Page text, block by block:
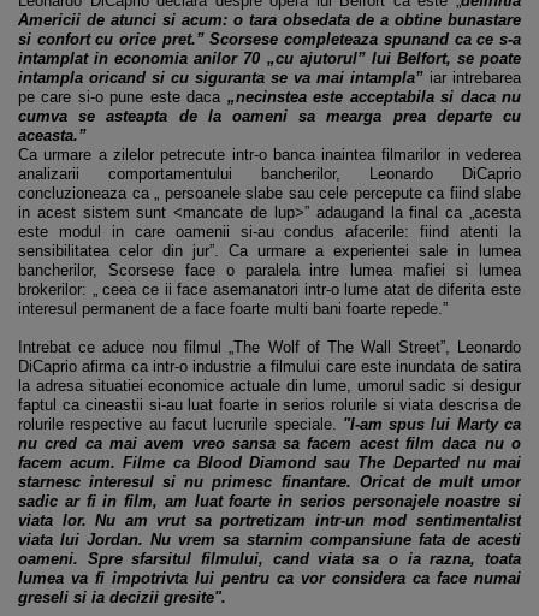
Americii de atunci si acum: o tara obsedata de a obtine bunastare
si confort cu orice pret.” Scorsese completeaza spunand ca ce s-a
intamplat in economia anilor 70 „cu ajutorul” lui Belfort, se poate
intampla oricand si cu siguranta se va mai intampla” iar intrebarea
pe care si-o pune este daca „necinstea este acceptabila si daca nu
cumva se asteapta de la oameni sa mearga prea departe cu
aceasta.”
Ca urmare a zilelor petrecute intr-o banca inaintea filmarilor in vederea
analizarii comportamentului bancherilor, Leonardo DiCaprio
concluzioneaza ca „ persoanele slabe sau cele percepute ca fiind slabe
in acest sistem sunt <mancate de lup>” adaugand la final ca „acesta
este modul in care oamenii si-au condus afacerile: fiind atenti la
sensibilitatea celor din jur”. Ca urmare a experientei sale in lumea
bancherilor, Scorsese face o paralela intre lumea mafiei si lumea
brokerilor: „ ceea ce ii face asemanatori intr-o lume atat de diferita este
interesul permanent de a face foarte multi bani foarte repede.”
Intrebat ce aduce nou filmul „The Wolf of The Wall Street”, Leonardo
DiCaprio afirma ca intr-o industrie a filmului care este inundata de satira
la adresa situatiei economice actuale din lume, umorul sadic si desigur
faptul ca cineastii si-au luat foarte in serios rolurile si viata descrisa de
rolurile respective au facut lucrurile speciale. "I-am spus lui Marty ca
nu cred ca mai avem vreo sansa sa facem acest film daca nu o
facem acum. Filme ca Blood Diamond sau The Departed nu mai
starnesc interesul si nu primesc finantare. Oricat de mult umor
sadic ar fi in film, am luat foarte in serios personajele noastre si
viata lor. Nu am vrut sa portretizam intr-un mod sentimentalist
viata lui Jordan. Nu vrem sa starnim compansiune fata de acesti
oameni. Spre sfarsitul filmului, cand viata sa o ia razna, toata
lumea va fi impotrivta lui pentru ca vor considera ca face numai
greseli si ia decizii gresite".